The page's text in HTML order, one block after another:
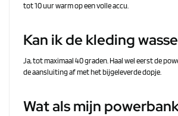
tot 10 uur warm op een volle accu.
Kan ik de kleding
Ja, tot maximaal 40 graden. Haal wel eerst de
de aansluiting af met het bijgeleverde dopje.
Wat als mijn